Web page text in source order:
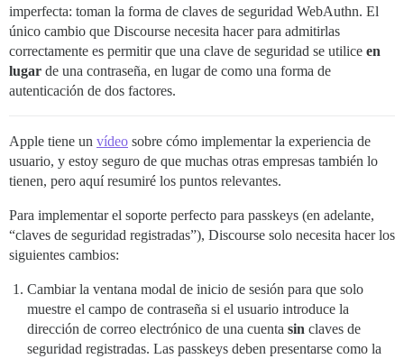
imperfecta: toman la forma de claves de seguridad WebAuthn. El
único cambio que Discourse necesita hacer para admitirlas
correctamente es permitir que una clave de seguridad se utilice en
lugar de una contraseña, en lugar de como una forma de
autenticación de dos factores.
Apple tiene un vídeo sobre cómo implementar la experiencia de
usuario, y estoy seguro de que muchas otras empresas también lo
tienen, pero aquí resumiré los puntos relevantes.
Para implementar el soporte perfecto para passkeys (en adelante,
“claves de seguridad registradas”), Discourse solo necesita hacer los
siguientes cambios:
Cambiar la ventana modal de inicio de sesión para que solo
muestre el campo de contraseña si el usuario introduce la
dirección de correo electrónico de una cuenta sin claves de
seguridad registradas. Las passkeys deben presentarse como la